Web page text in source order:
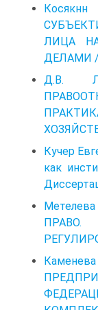
ЛИЦА
ДЕЛАМИ /
Д.В.
Кучер
как